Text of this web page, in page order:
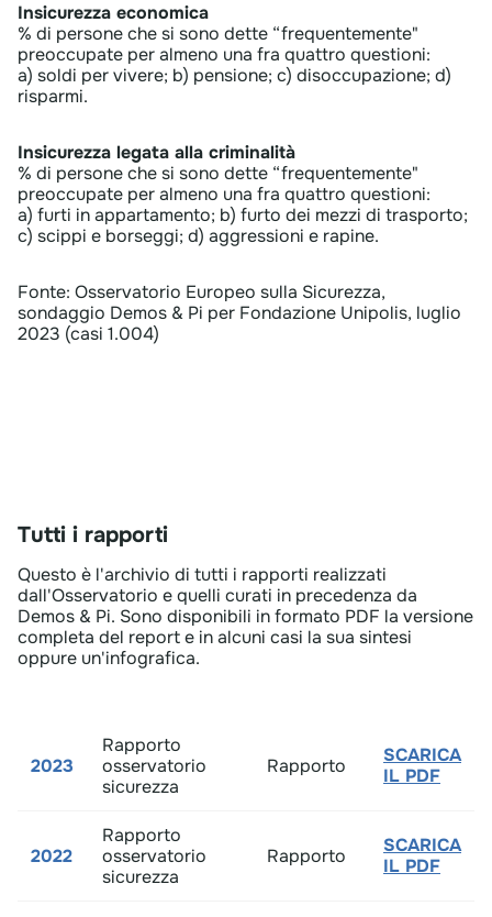
Insicurezza economica
% di persone che si sono dette “frequentemente"
preoccupate per almeno una fra quattro questioni:
a) soldi per vivere; b) pensione; c) disoccupazione; d)
risparmi.
​Insicurezza legata alla criminalità
% di persone che si sono dette “frequentemente"
preoccupate per almeno una fra quattro questioni:
a) furti in appartamento; b) furto dei mezzi di trasporto;
c) scippi e borseggi; d) aggressioni e rapine.​
Fonte: Osservatorio Europeo sulla Sicurezza,
sondaggio Demos & Pi per Fondazione Unipolis, luglio
2023 (casi 1.004)​
Tutti i rapporti
Questo è l'archivio di tutti i rapporti realizzati
dall'Osservatorio e quelli curati in precedenza da
Demos & Pi. Sono disponibili in formato PDF la versione
completa del report e in alcuni casi la sua sintesi
oppure un'infografica.
2023
Rapporto
osservatorio
sicurezza
Rapporto​
SCARICA
IL PDF
2022
Rapporto
osservatorio
sicurezza
Rapporto​
SCARICA
IL PDF